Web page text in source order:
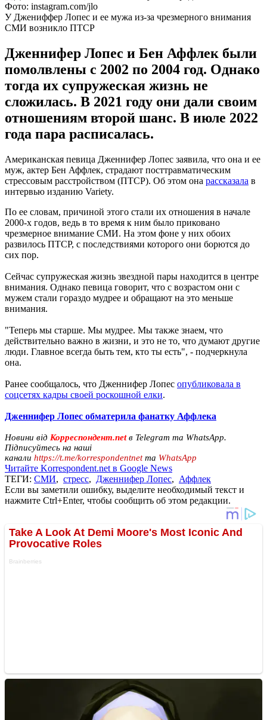
Фото: instagram.com/jlo
У Джениффер Лопес и ее мужа из-за чрезмерного внимания
СМИ возникло ПТСР
Дженнифер Лопес и Бен Аффлек были
помолвлены с 2002 по 2004 год. Однако
тогда их супружеская жизнь не
сложилась. В 2021 году они дали своим
отношениям второй шанс. В июле 2022
года пара расписалась.
Американская певица Дженнифер Лопес заявила, что она и ее
муж, актер Бен Аффлек, страдают посттравматическим
стрессовым расстройством (ПТСР). Об этом она рассказала в
интервью изданию Variety.
По ее словам, причиной этого стали их отношения в начале
2000-х годов, ведь в то время к ним было приковано
чрезмерное внимание СМИ. На этом фоне у них обоих
развилось ПТСР, с последствиями которого они борются до
сих пор.
Сейчас супружеская жизнь звездной пары находится в центре
внимания. Однако певица говорит, что с возрастом они с
мужем стали гораздо мудрее и обращают на это меньше
внимания.
"Теперь мы старше. Мы мудрее. Мы также знаем, что
действительно важно в жизни, и это не то, что думают другие
люди. Главное всегда быть тем, кто ты есть", - подчеркнула
она.
Ранее сообщалось, что Дженнифер Лопес опубликовала в
соцсетях кадры своей роскошной елки.
Дженнифер Лопес обматерила фанатку Аффлека
Новини від Корреспондент.netв Telegram та WhatsApp.
Підписуйтесь на наші
канали https://t.me/korrespondentnetта WhatsApp
Читайте Korrespondent.net в Google News
ТЕГИ: СМИ, стресс, Дженнифер Лопес, Аффлек
Если вы заметили ошибку, выделите необходимый текст и
нажмите Ctrl+Enter, чтобы сообщить об этом редакции.